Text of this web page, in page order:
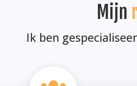
Mijn
Ik ben